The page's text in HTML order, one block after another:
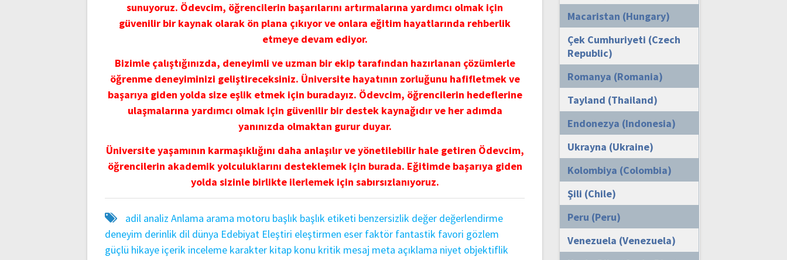
sunuyoruz. Ödevcim, öğrencilerin başarılarını artırmalarına yardımcı olmak için
güvenilir bir kaynak olarak ön plana çıkıyor ve onlara eğitim hayatlarında rehberlik
etmeye devam ediyor.
Bizimle çalıştığınızda, deneyimli ve uzman bir ekip tarafından hazırlanan çözümlerle
öğrenme deneyiminizi geliştireceksiniz. Üniversite hayatının zorluğunu hafifletmek ve
başarıya giden yolda size eşlik etmek için buradayız. Ödevcim, öğrencilerin hedeflerine
ulaşmalarına yardımcı olmak için güvenilir bir destek kaynağıdır ve her adımda
yanınızda olmaktan gurur duyar.
Üniversite yaşamının karmaşıklığını daha anlaşılır ve yönetilebilir hale getiren Ödevcim,
öğrencilerin akademik yolculuklarını desteklemek için burada. Eğitimde başarıya giden
yolda sizinle birlikte ilerlemek için sabırsızlanıyoruz.
adil analiz Anlama arama motoru başlık başlık etiketi benzersizlik değer değerlendirme
deneyim derinlik dil dünya Edebiyat Eleştiri eleştirmen eser faktör fantastik favori gözlem
güçlü hikaye içerik inceleme karakter kitap konu kritik mesaj meta açıklama niyet objektiflik
Macaristan (Hungary)
Çek Cumhuriyeti (Czech
Republic)
Romanya (Romania)
Tayland (Thailand)
Endonezya (Indonesia)
Ukrayna (Ukraine)
Kolombiya (Colombia)
Şili (Chile)
Peru (Peru)
Venezuela (Venezuela)